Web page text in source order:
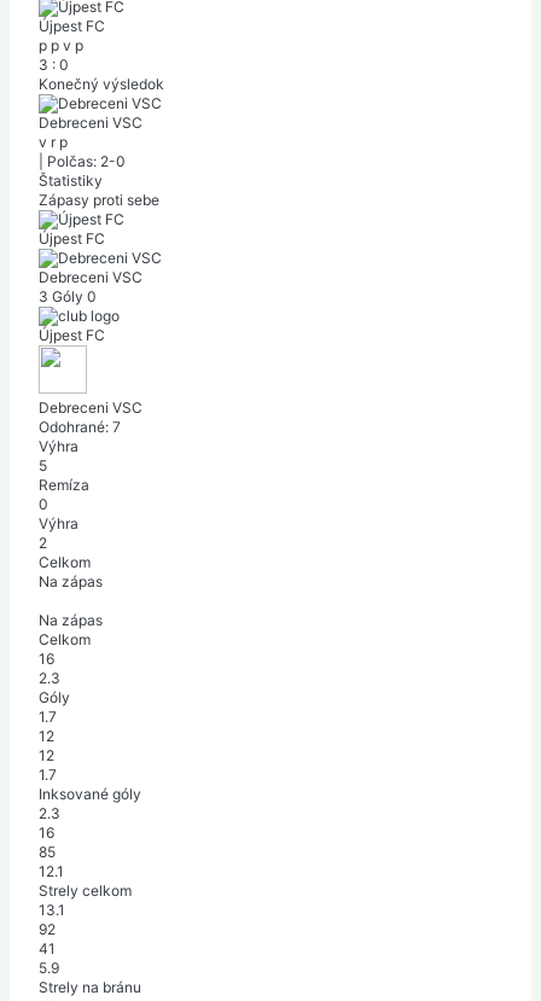
Újpest FC
p p v p
3 : 0
Konečný výsledok
Debreceni VSC
v r p
Polčas: 2-0
Štatistiky
Zápasy proti sebe
Újpest FC
Debreceni VSC
3 Góly 0
Újpest FC
Debreceni VSC
Odohrané: 7
Výhra
5
Remíza
0
Výhra
2
Celkom
Na zápas
Na zápas
Celkom
16
2.3
Góly
1.7
12
12
1.7
Inksované góly
2.3
16
85
12.1
Strely celkom
13.1
92
41
5.9
Strely na bránu